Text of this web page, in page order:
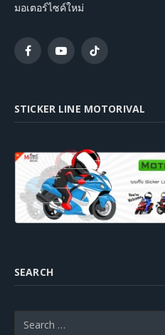
มอเตอร์ไซค์ใหม่
FacebookYouTubeTikTok
STICKER LINE MOTORIVAL
SEARCH